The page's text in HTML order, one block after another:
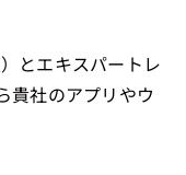
とエキスパートレ
貴社のアプリやウ